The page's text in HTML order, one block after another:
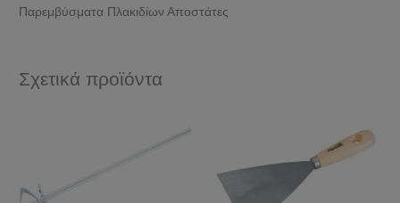
Παρεμβύσματα Πλακιδίων Αποστάτες
Σχετικά προϊόντα